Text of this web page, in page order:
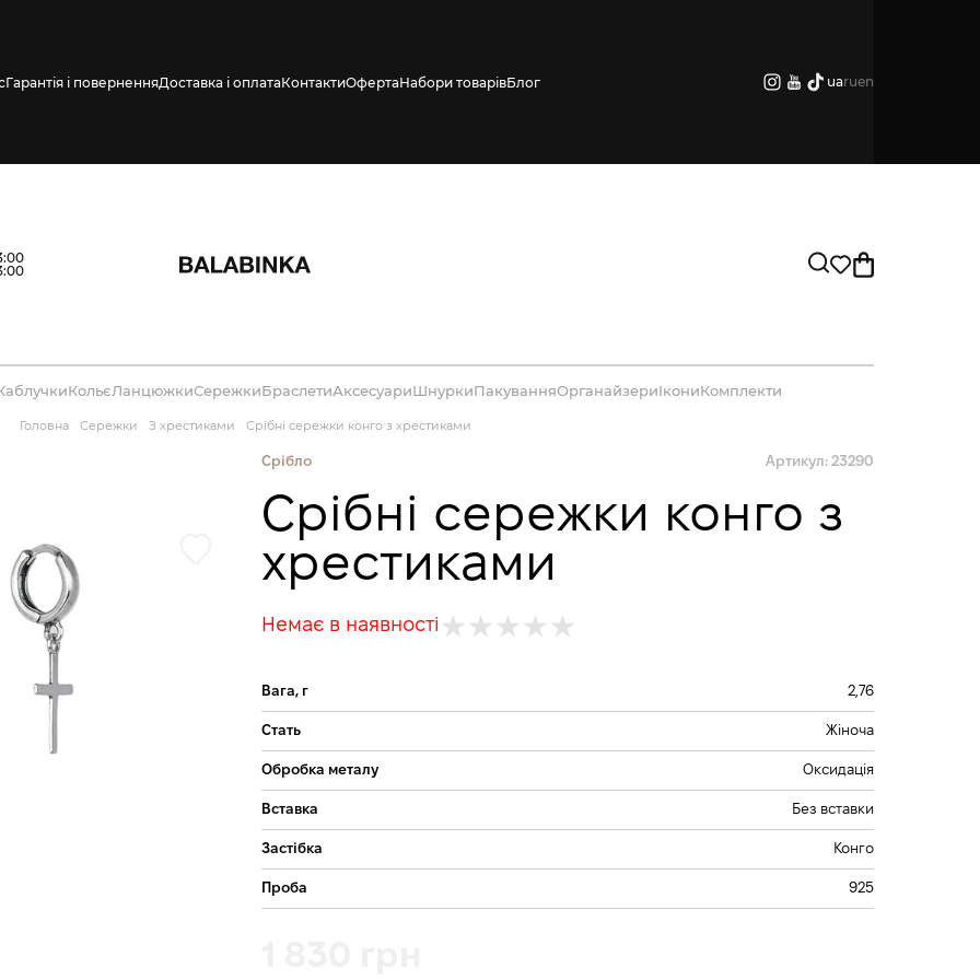
Гарантія і поверненняДоставка і оплатаКонтактиОфертаНабори товарівБлог uaruen
КольєЛанцюжкиСережкиБраслетиАксесуариШнуркиПакуванняОрганайзериІкониКомплекти
Головна Сережки З хрестиками Срібні сережки конго з хрестиками
Срібло Артикул: 23290
Срібні сережки конго з
хрестиками
Немає в наявності
Вага, г 2,76
Стать Жіноча
Обробка металу Оксидація
Вставка Без вставки
Застібка Конго
Проба 925